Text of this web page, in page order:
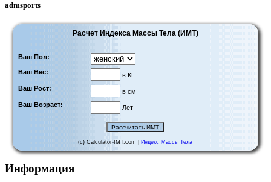
admsports
Расчет Индекса Массы Тела (ИМТ)
Ваш Пол:
Ваш Вес:
в КГ
Ваш Рост:
в см
Ваш Возраст:
Лет
(c) Calculator-IMT.com | Индекс Массы Тела
Информация